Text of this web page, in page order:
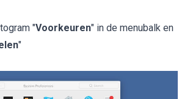
"Voorkeuren" in de menubalk en
"